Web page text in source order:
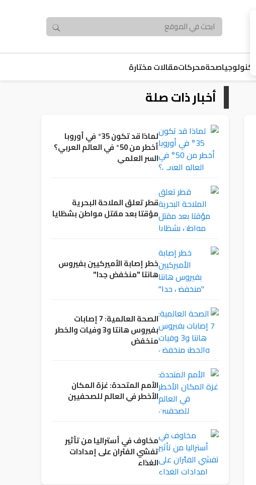
تكنولوجياصحةمحركاتمقالات مختارة
أخبار ذات صلة
لماذا قد تكون 35° في أوروبا
أخطر من 50° في العالم العربي؟
السر العلمي
قطر تعلق الملاحة البحرية
مؤقتا بعد مقتل مواطن بشظايا
خطر إصابة الأميركيين بفيروس
هانتا "منخفض جدا"
الصحة العالمية: 7 إصابات
بفيروس هانتا و3 وفيات والخطر
منخفض
الأمم المتحدة: غزة المكان
الأخطر في العالم للصحفيين
مخاوف في أستراليا من تأثير
تفشي الفئران على إمدادات
الغذاء